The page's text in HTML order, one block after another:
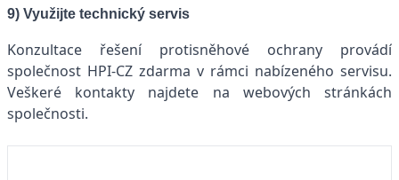
9) Využijte technický servis
Konzultace řešení protisněhové ochrany provádí
společnost HPI-CZ zdarma v rámci nabízeného servisu.
Veškeré kontakty najdete na webových stránkách
společnosti.